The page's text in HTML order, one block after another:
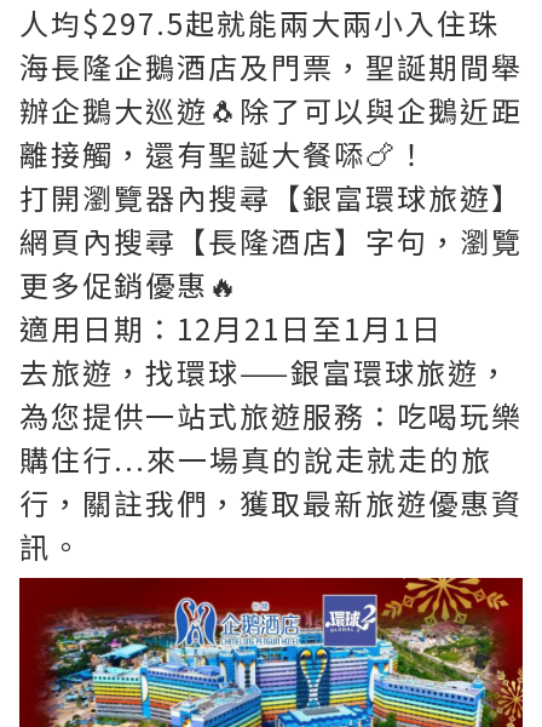
人均$297.5起就能兩大兩小入住珠
海長隆企鵝酒店及門票，聖誕期間舉
辦企鵝大巡遊🐧除了可以與企鵝近距
離接觸，還有聖誕大餐𠻹🍗！
打開瀏覽器內搜尋【銀富環球旅遊】
網頁內搜尋【長隆酒店】字句，瀏覽
更多促銷優惠🔥
適用日期：12月21日至1月1日
去旅遊，找環球——銀富環球旅遊，
為您提供一站式旅遊服務：吃喝玩樂
購住行...來一場真的說走就走的旅
行，關註我們，獲取最新旅遊優惠資
訊。